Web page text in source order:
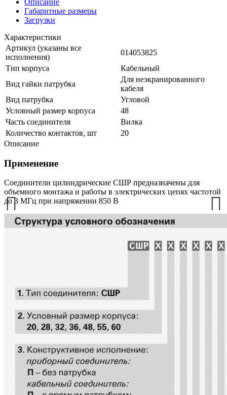
Габаритные размеры
Загрузки
Характеристики
Артикул (указаны все
исполнения)
014053825
Тип корпуса
Кабельный
Вид гайки патрубка
Для неэкранированного
кабеля
Вид патрубка
Угловой
Условный размер корпуса
48
Часть соединителя
Вилка
Количество контактов, шт
20
Описание
Применение
Соединители цилиндрические СШР предназначены для
объемного монтажа и работы в электрических цепях частотой
до 3 МГц при напряжении 850 В
Prev